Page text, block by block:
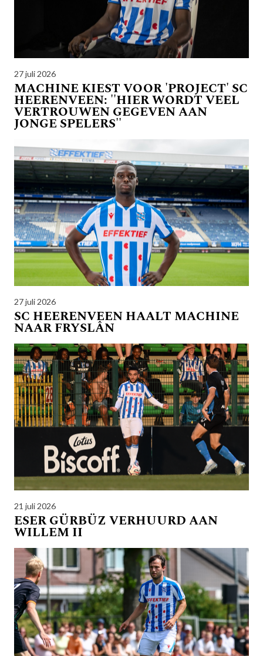
27 juli 2026
MACHINE KIEST VOOR 'PROJECT' SC
HEERENVEEN: ''HIER WORDT VEEL
VERTROUWEN GEGEVEN AAN
JONGE SPELERS''
27 juli 2026
SC HEERENVEEN HAALT MACHINE
NAAR FRYSLÂN
21 juli 2026
ESER GÜRBÜZ VERHUURD AAN
WILLEM II